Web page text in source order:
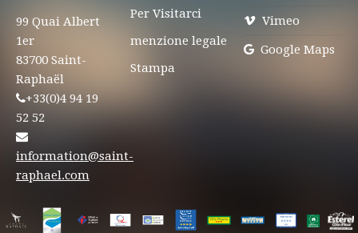
99 Quai Albert
1er
83700 Saint-
Raphaël
+33(0)4 94 19
52 52
information@saint-
raphael.com
Per Visitarci
menzione legale
Stampa
Vimeo
Google Maps